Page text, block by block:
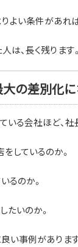
よい条件があれ
は、長く残ります。
の差別化
いる会社ほど、
しているのか。
るのか。
たいのか。
い事例があります